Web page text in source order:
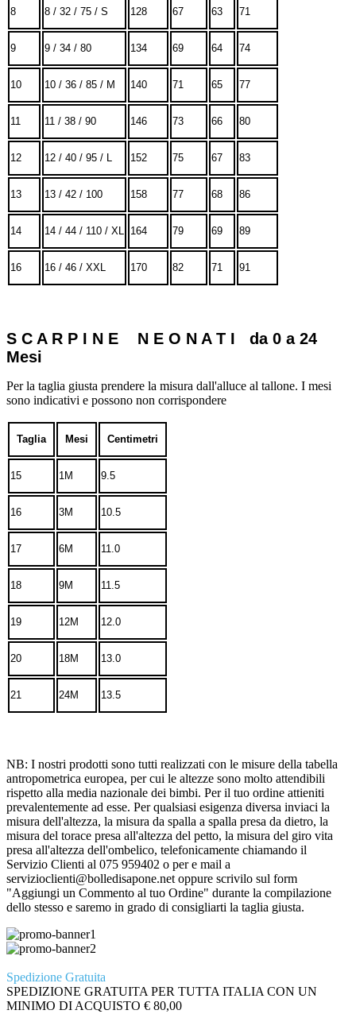
8 8 / 32 / 75 / S 128 67 63 71
9 9 / 34 / 80 134 69 64 74
10 10 / 36 / 85 / M 140 71 65 77
11 11 / 38 / 90 146 73 66 80
12 12 / 40 / 95 / L 152 75 67 83
13 13 / 42 / 100 158 77 68 86
14 14 / 44 / 110 / XL 164 79 69 89
16 16 / 46 / XXL 170 82 71 91
S C A R P I N E N E O N A T I da 0 a 24
Mesi
Per la taglia giusta prendere la misura dall'alluce al tallone. I mesi
sono indicativi e possono non corrispondere
Taglia Mesi Centimetri
15 1M 9.5
16 3M 10.5
17 6M 11.0
18 9M 11.5
19 12M 12.0
20 18M 13.0
21 24M 13.5
NB: I nostri prodotti sono tutti realizzati con le misure della tabella
antropometrica europea, per cui le altezze sono molto attendibili
rispetto alla media nazionale dei bimbi. Per il tuo ordine attieniti
prevalentemente ad esse. Per qualsiasi esigenza diversa inviaci la
misura dell'altezza, la misura da spalla a spalla presa da dietro, la
misura del torace presa all'altezza del petto, la misura del giro vita
presa all'altezza dell'ombelico, telefonicamente chiamando il
Servizio Clienti al 075 959402 o per e mail a
servizioclienti@bolledisapone.net oppure scrivilo sul form
"Aggiungi un Commento al tuo Ordine" durante la compilazione
dello stesso e saremo in grado di consigliarti la taglia giusta.
Spedizione Gratuita
SPEDIZIONE GRATUITA PER TUTTA ITALIA CON UN
MINIMO DI ACQUISTO € 80,00